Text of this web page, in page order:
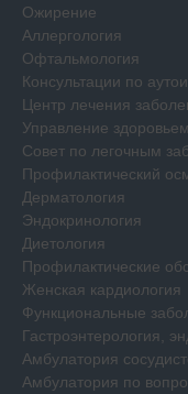
Ожирение
Аллергология
Офтальмология
Консультации по
Центр лечения
Управление
Совет по легочным
Профилактический
Дерматология
Эндокринология
Диетология
Профилактические
Женская кардиология
Функциональные
Гастроэнтерология,
Амбулатория
Амбулатория по